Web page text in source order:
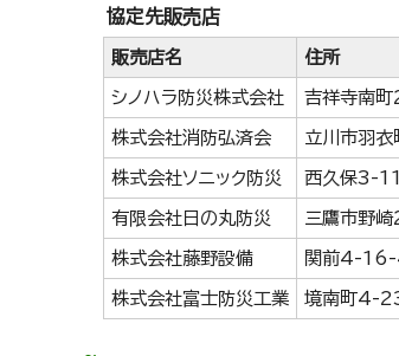
協定先販売店
販売店名 住所
シノハラ防災株式会社 吉祥寺南
株式会社消防弘済会 立川市羽
株式会社ソニック防災 西久保3-
有限会社日の丸防災 三鷹市野
株式会社藤野設備 関前4-
株式会社富士防災工業 境南町4-